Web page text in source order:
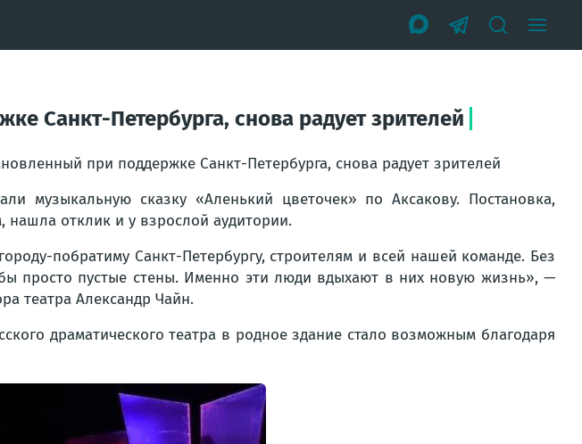
Санкт-Петербурга, снова радует зрителей
при поддержке Санкт-Петербурга, снова радует зрителей
музыкальную сказку «Аленький цветочек» по Аксакову. Постановка,
нашла отклик и у взрослой аудитории.
побратиму Санкт-Петербургу, строителям и всей нашей команде. Без
просто пустые стены. Именно эти люди вдыхают в них новую жизнь», —
театра Александр Чайн.
драматического театра в родное здание стало возможным благодаря